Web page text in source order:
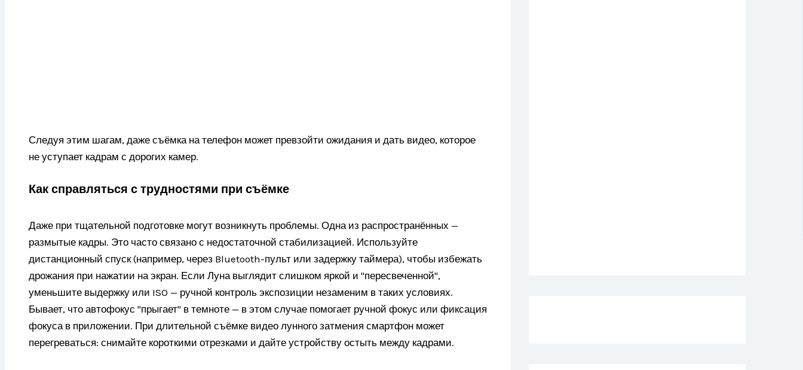
Следуя этим шагам, даже съёмка на телефон может превзойти ожидания и дать видео, которое
не уступает кадрам с дорогих камер.
Как справляться с трудностями при съёмке
Даже при тщательной подготовке могут возникнуть проблемы. Одна из распространённых —
размытые кадры. Это часто связано с недостаточной стабилизацией. Используйте
дистанционный спуск (например, через Bluetooth-пульт или задержку таймера), чтобы избежать
дрожания при нажатии на экран. Если Луна выглядит слишком яркой и "пересвеченной",
уменьшите выдержку или ISO — ручной контроль экспозиции незаменим в таких условиях.
Бывает, что автофокус "прыгает" в темноте — в этом случае помогает ручной фокус или фиксация
фокуса в приложении. При длительной съёмке видео лунного затмения смартфон может
перегреваться: снимайте короткими отрезками и дайте устройству остыть между кадрами.